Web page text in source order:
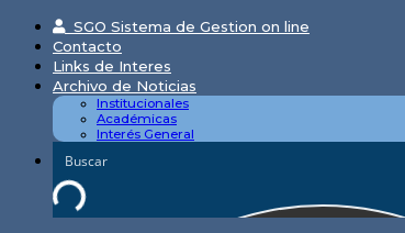
Skip
content
SGO Sistema de Gestion on line
Contacto
Links de Interes
Archivo de Noticias
Institucionales
Académicas
Interés General